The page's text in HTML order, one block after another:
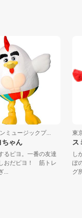
|サンミュージックプ...
ヨちゃん
介するピヨ。一番の友達
よしおだピヨ！ 筋トレ
ぎ...